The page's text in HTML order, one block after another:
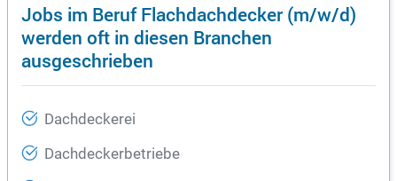
Jobs im Beruf Flachdachdecker (m/w/d)
werden oft in diesen Branchen
ausgeschrieben
Dachdeckerei
Dachdeckerbetriebe